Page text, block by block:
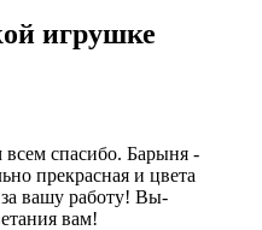
игрушке
спасибо. Барыня -
прекрасная и цвета
за вашу работу! Вы-
вам!